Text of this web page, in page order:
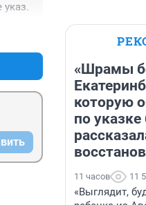
«Шрамы
которую
по
11 часов 11
«Выглядит,